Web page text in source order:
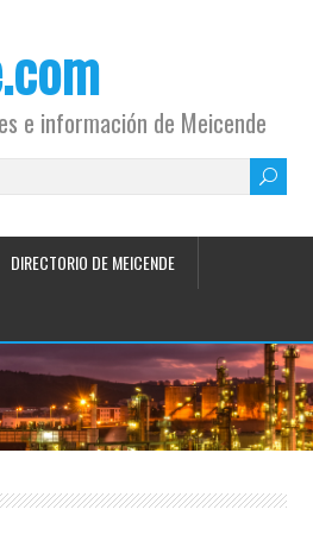
e información de Meicende
DIRECTORIO DE MEICENDE